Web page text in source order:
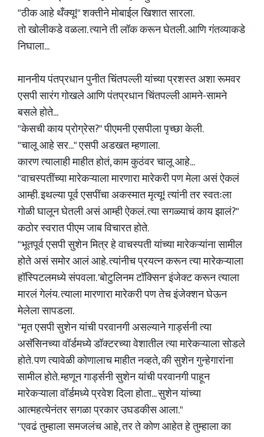
"ठीक आहे थँक्यू!" शक्तीने मोबाईल खिशात सारला.
तो खोलीकडे वळला. त्याने ती लॉक करून घेतली. आणि गंतव्याकडे
निघाला...
माननीय पंतप्रधान पुनीत चिंतपल्ली यांच्या प्रशस्त अशा रूमवर
एसपी सारंग गोखले आणि पंतप्रधान चिंतपल्ली आमने-सामने
बसले होते...
"केसची काय प्रोग्रेस?" पीएमनी एसपीला पृच्छा केली.
"चालू आहे सर..." एसपी अडखत म्हणाला.
कारण त्यालाही माहीत होतं, काम कुठंवर चालू आहे...
"वाचस्पतींच्या मारेकऱ्याला मारणारा मारेकरी पण मेला असं ऐकलं
आम्ही. इथल्या पूर्व एसपींचा अकस्मात मृत्यू! त्यांनी तर स्वतःला
गोळी घालून घेतली असं आम्ही ऐकलं. त्या सगळ्याचं काय झालं?"
कठोर स्वरात पीएम जाब विचारत होते.
"भूतपूर्व एसपी सुशेन मित्र हे वाचस्पती यांच्या मारेकऱ्यांना सामील
होते असं समोर आलं आहे. त्यांनीच प्रयत्न करून त्या मारेकऱ्याला
हॉस्पिटलमध्ये संपवला. 'बोटुलिनम टॉक्सिन' इंजेक्ट करून त्याला
मारलं गेलंय. त्याला मारणारा मारेकरी पण तेच इंजेक्शन घेऊन
मेलेला सापडला.
"मृत एसपी सुशेन यांची परवानगी असल्याने गार्ड्सनी त्या
असॅसिनच्या वॉर्डमध्ये डॉक्टरच्या वेशातील त्या मारेकऱ्याला सोडले
होते. पण त्यावेळी कोणालाच माहीत नव्हते, की सुशेन गुन्हेगारांना
सामील होते. म्हणून गार्ड्सनी सुशेन यांची परवानगी पाहून
मारेकऱ्याला वॉर्डमध्ये प्रवेश दिला होता... सुशेन यांच्या
आत्महत्येनंतर सगळा प्रकार उघडकीस आला."
"एवढं तुम्हाला समजलंच आहे, तर ते कोण आहेत हे तुम्हाला का